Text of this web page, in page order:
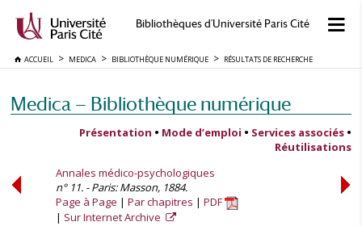
Bibliothèques d'Université Paris Cité
ACCUEIL MEDICA BIBLIOTHÈQUE NUMÉRIQUE RÉSULTATS DE RECHERCHE
Medica — Bibliothèque numérique
Présentation • Mode d’emploi • Services associés •
Réutilisations
Annales médico-psychologiques
n° 11. - Paris: Masson, 1884.
Page à Page
Par chapitres
PDF
Sur Internet Archive